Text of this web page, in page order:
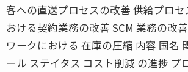
客への直送プロセスの改善 供給プロ
おける契約業務の改善 SCM 業務の改
ワークにおける 在庫の圧縮 内容 国名
ール ステイタス コスト削減 の進捗 プ